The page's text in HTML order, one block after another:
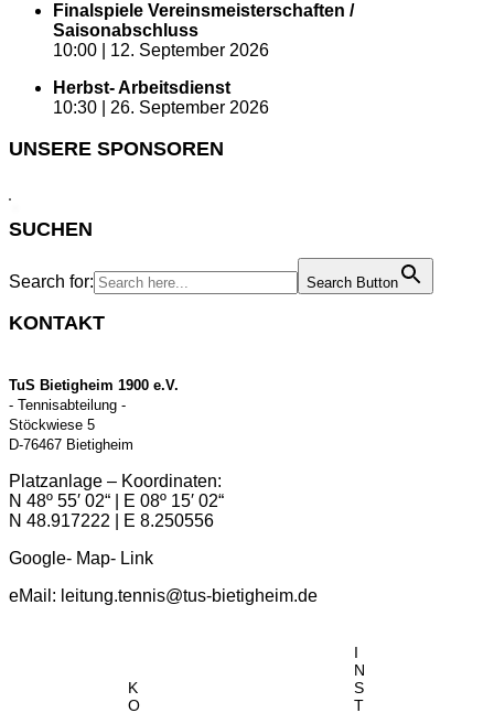
Finalspiele Vereinsmeisterschaften /
Saisonabschluss
10:00 | 12. September 2026
Herbst- Arbeitsdienst
10:30 | 26. September 2026
UNSERE SPONSOREN
SUCHEN
Search for: Search Button
KONTAKT
TuS Bietigheim 1900 e.V.
- Tennisabteilung -
Stöckwiese 5
D-76467 Bietigheim
Platzanlage – Koordinaten:
N 48º 55′ 02“ | E 08º 15′ 02“
N 48.917222 | E 8.250556
Google- Map- Link
eMail: leitung.tennis@tus-bietigheim.de
K
O
I
N
S
T